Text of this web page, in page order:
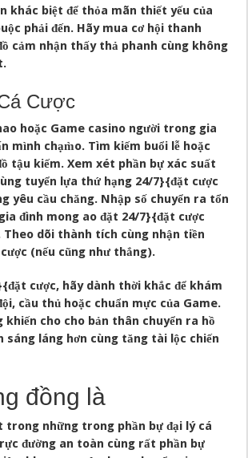
khác biệt để thỏa mãn thiết yếu của
phải đến. Hãy mua cơ hội thanh
cảm nhận thấy thả phanh cùng không
Cược
hoặc Game casino người trong gia
mình chạm̀o. Tìm kiếm buổi lễ hoặc
tậu kiếm. Xem xét phần bự xác suất
tuyển lựa thứ hạng 24/7}{đặt cược
yêu cầu chăng. Nhập số chuyển ra tổn
đình mong ao đặt 24/7}{đặt cược
Theo dõi thành tích cùng nhận tiền
(nếu cũng như thắng).
cược, hãy dành thời khắc để khám
cầu thủ hoặc chuẩn mực của Game.
khiến cho cho bản thân chuyển ra hồ
sáng láng hơn cùng tăng tài lộc chiến
đồng là
trong những trong phần bự đại lý cá
đường an toàn cùng rất phần bự